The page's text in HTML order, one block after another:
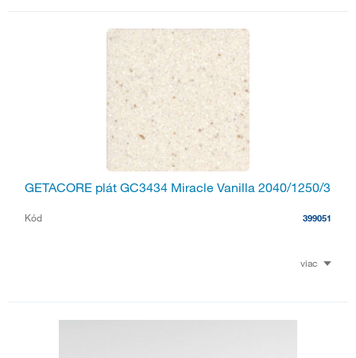
GETACORE plát GC3434 Miracle Vanilla 2040/1250/3
Kód 399051
viac